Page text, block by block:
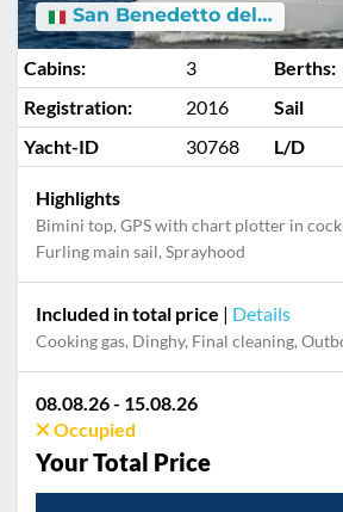
San Benedetto del Tronto
Cabins: 3 Berths:
Registration:
2016 Sail
Yacht-ID
30768 L/D
Highlights
Bimini top, GPS with chart plotter in
Furling main sail, Sprayhood
Included in total price | Details
Cooking gas, Dinghy, Final cleaning, Outboard
08.08.26 - 15.08.26
Occupied
Your Total Price